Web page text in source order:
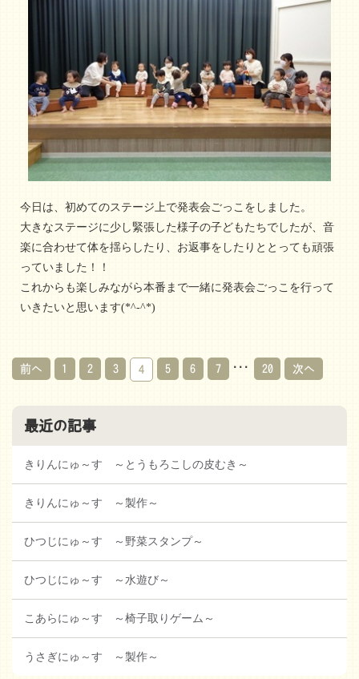
今日は、初めてのステージ上で発表会ごっこをしました。
大きなステージに少し緊張した様子の子どもたちでしたが、音
楽に合わせて体を揺らしたり、お返事をしたりととっても頑張
っていました！！
これからも楽しみながら本番まで一緒に発表会ごっこを行って
いきたいと思います(*^-^*)
前へ 1 2 3 4 5 6 7 ... 20 次へ
最近の記事
きりんにゅ～す ～とうもろこしの皮むき～
きりんにゅ～す ～製作～
ひつじにゅ～す ～野菜スタンプ～
ひつじにゅ～す ～水遊び～
こあらにゅ～す ～椅子取りゲーム～
うさぎにゅ～す ～製作～